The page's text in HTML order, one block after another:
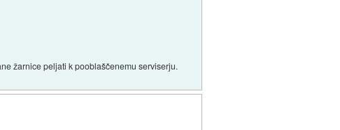
žarnice peljati k pooblaščenemu serviserju.